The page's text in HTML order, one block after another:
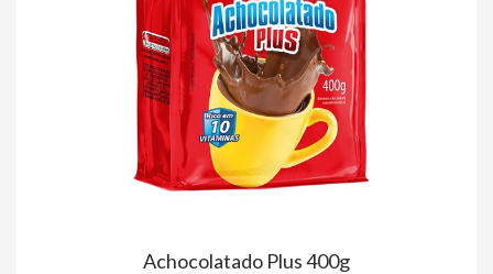
Achocolatado Plus 400g